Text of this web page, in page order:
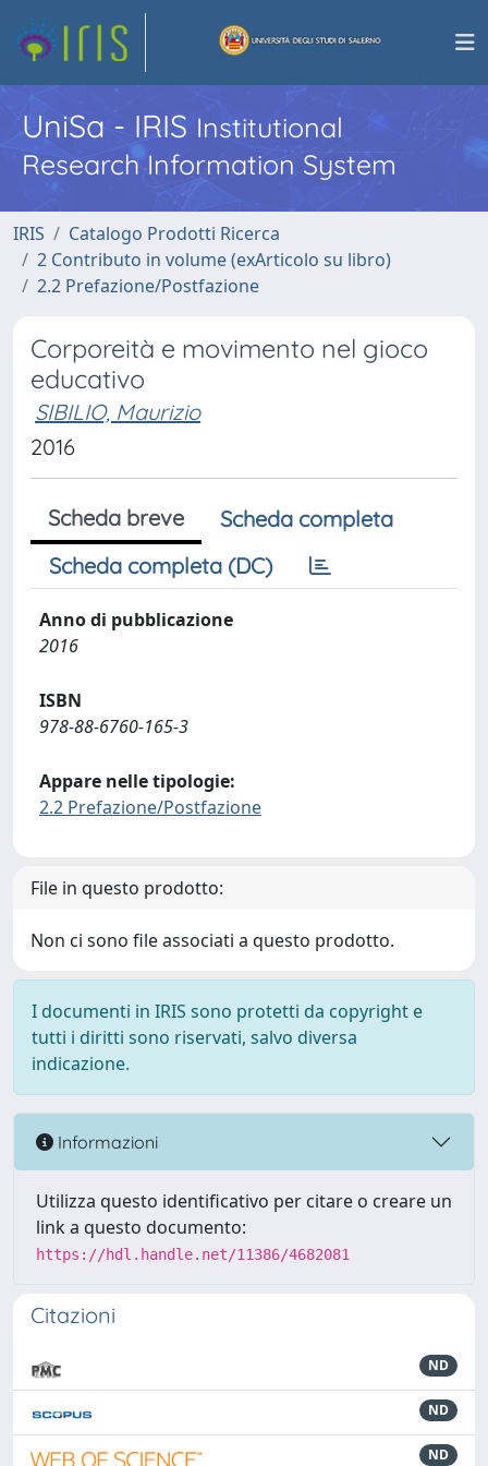
UniSa - IRISInstitutional
Research Information System
IRIS
Catalogo Prodotti Ricerca
2 Contributo in volume (exArticolo su libro)
2.2 Prefazione/Postfazione
Corporeità e movimento nel gioco
educativo
SIBILIO, Maurizio
2016
Scheda breve
Scheda completa
Scheda completa (DC)
Anno di pubblicazione
2016
ISBN
978-88-6760-165-3
Appare nelle tipologie:
2.2 Prefazione/Postfazione
File in questo prodotto:
Non ci sono file associati a questo prodotto.
I documenti in IRIS sono protetti da copyright e
tutti i diritti sono riservati, salvo diversa
indicazione.
Informazioni
Utilizza questo identificativo per citare o creare un
link a questo documento:
https://hdl.handle.net/11386/4682081
Citazioni
ND
ND
ND